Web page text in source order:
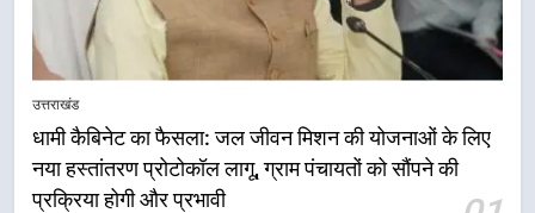
उत्तराखंड
धामी कैबिनेट का फैसला: जल जीवन मिशन की योजनाओं के लिए
नया हस्तांतरण प्रोटोकॉल लागू, ग्राम पंचायतों को सौंपने की
प्रक्रिया होगी और प्रभावी
आपदा के मलबे से उम्मीद की नई सुबह,
और राहत कार्यों से धराली को फिर खड़ा
कर बनाया भरोसे का प्रतीक
उत्तराखंड